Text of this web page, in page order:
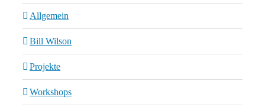
Allgemein
Bill Wilson
Projekte
Workshops